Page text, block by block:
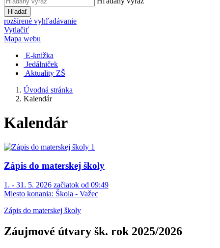
Hľadať
rozšírené vyhľadávanie
Vytlačiť
Mapa webu
E-knižka
Jedálniček
Aktuality ZŠ
Úvodná stránka
Kalendár
Kalendár
Zápis do materskej školy
1. - 31. 5. 2026 začiatok od 09:49
Miesto konania: Škola - Važec
Zápis do materskej školy
Záujmové útvary šk. rok 2025/2026